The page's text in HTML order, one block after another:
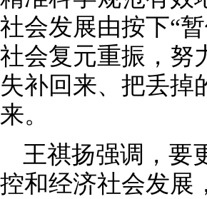
社会发展由按下“
社会复元重振，努
失补回来、把丢掉
来。
王祺扬强调，要
控和经济社会发展